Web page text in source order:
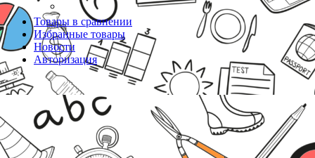
Товары в сравнении
Избранные товары
Новости
Авторизация